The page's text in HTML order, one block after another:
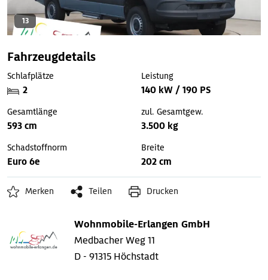
13
Fahrzeugdetails
Schlafplätze
2
Leistung
140 kW / 190 PS
Gesamtlänge
593 cm
zul. Gesamtgew.
3.500 kg
Schadstoffnorm
Euro 6e
Breite
202 cm
Merken Teilen Drucken
Wohnmobile-Erlangen GmbH
Medbacher Weg 11
D - 91315 Höchstadt